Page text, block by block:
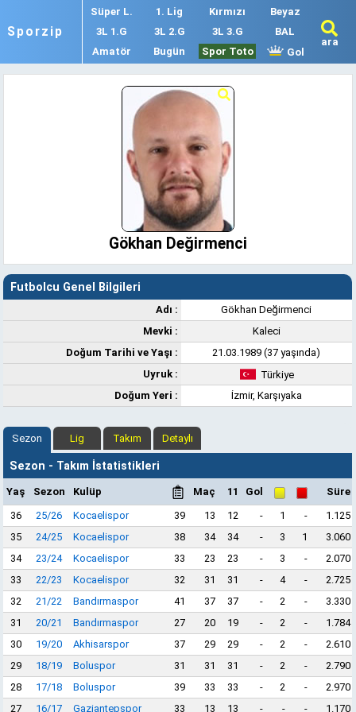
Sporzip
Süper L. 1. Lig Kırmızı
Beyaz
3L 1.G
3L 2.G 3L 3.G
BAL
Amatör
Bugün Spor Toto Gol
ara
Gökhan Değirmenci
Futbolcu Genel Bilgileri
Adı :
Gökhan Değirmenci
Mevki :
Kaleci
Doğum Tarihi ve Yaşı :
21.03.1989 (37 yaşında)
Uyruk :
Türkiye
Doğum Yeri :
İzmir, Karşıyaka
Sezon Lig Takım Detaylı
Sezon - Takım İstatistikleri
Yaş Sezon Kulüp Maç 11 Gol
Süre
36
25/26 Kocaelispor 39 13 12 - 1 -
1.125
35
24/25 Kocaelispor 38 34 34 - 3 1
3.060
34
23/24 Kocaelispor 33 23 23 - 3 -
2.070
33
22/23 Kocaelispor 32 31 31 - 4 -
2.725
32
21/22 Bandırmaspor 41 37 37 - 2 -
3.330
31
20/21 Bandırmaspor 27 20 19 - 2 -
1.784
30
19/20 Akhisarspor 37 29 29 - 2 -
2.610
29
18/19 Boluspor 31 31 31 - 2 -
2.790
28
17/18 Boluspor 39 33 33 - 2 -
2.970
27
16/17 Gaziantepspor 33 13 13 - - - 1.170